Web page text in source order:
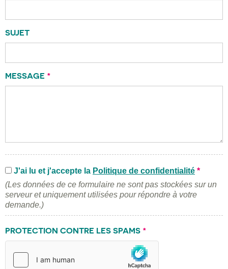
SUJET
MESSAGE *
J'ai lu et j'accepte la Politique de confidentialité *
(Les données de ce formulaire ne sont pas stockées sur un
serveur et uniquement utilisées pour répondre à votre
demande.)
PROTECTION CONTRE LES SPAMS *